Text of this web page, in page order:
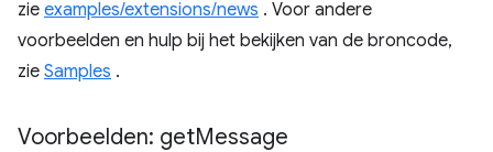
zie examples/extensions/news . Voor andere
voorbeelden en hulp bij het bekijken van de broncode,
zie Samples .
Voorbeelden: getMessage